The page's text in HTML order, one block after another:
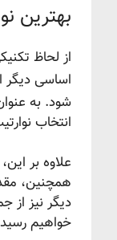
بهترین
از لحاظ
اساسی دیگر
شود. به
انتخاب
علاوه بر
همچنین،
دیگر نیز از
خواهیم